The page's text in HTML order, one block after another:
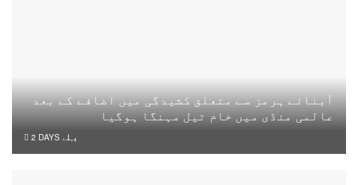
آبنائے ہرمز سے متعلق کشیدگی میں اضافے کے بعد
عالمی منڈی میں خام تیل مہنگا ہوگیا
2 DAYS پہلے